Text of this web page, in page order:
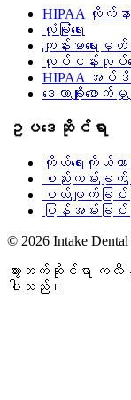
HIPAA လိုက်န
လုံခြုံရေး
ကျန်းမာရေးမှ
လုပ်ငန်းလုပ်ဖ
HIPAA အပ်ဒိတ်
ဒေတာချိုးဖောက်မှုမျ
ဥပဒေဆိုင်ရာ
ကိုယ်ရေးကိုယ်တ
စည်းကမ်းချက်မျ
ပယ်ဖျက်ခြင်
ပြန်အမ်းခြင်
© 2026 Intake
သွားဘက်ဆိုင်ရာ ကလီ
ပါသည်။